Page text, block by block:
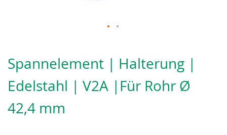
der
Bildergalerie
springen
Spannelement | Halterung |
Edelstahl | V2A |Für Rohr Ø
42,4 mm